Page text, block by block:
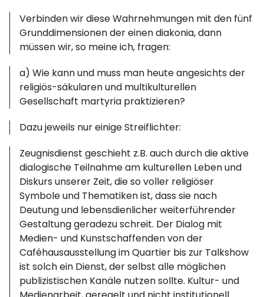
Verbinden wir diese Wahrnehmungen mit den fünf
Grunddimensionen der einen diakonia, dann
müssen wir, so meine ich, fragen:
a) Wie kann und muss man heute angesichts der
religiös-säkularen und multikulturellen
Gesellschaft martyria praktizieren?
Dazu jeweils nur einige Streiflichter:
Zeugnisdienst geschieht z.B. auch durch die aktive
dialogische Teilnahme am kulturellen Leben und
Diskurs unserer Zeit, die so voller religiöser
Symbole und Thematiken ist, dass sie nach
Deutung und lebensdienlicher weiterführender
Gestaltung geradezu schreit. Der Dialog mit
Medien- und Kunstschaffenden von der
Caféhausausstellung im Quartier bis zur Talkshow
ist solch ein Dienst, der selbst alle möglichen
publizistischen Kanäle nutzen sollte. Kultur- und